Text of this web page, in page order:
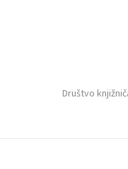
Društvo